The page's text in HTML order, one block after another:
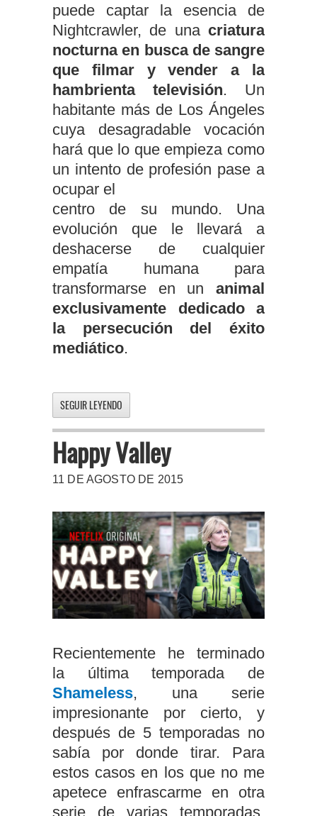
puede captar la esencia de
Nightcrawler, de una criatura
nocturna en busca de sangre
que filmar y vender a la
hambrienta televisión. Un
habitante más de Los Ángeles
cuya desagradable vocación
hará que lo que empieza como
un intento de profesión pase a
ocupar el
centro de su mundo. Una
evolución que le llevará a
deshacerse de cualquier
empatía humana para
transformarse en un animal
exclusivamente dedicado a
la persecución del éxito
mediático.
SEGUIR LEYENDO
Happy Valley
11 DE AGOSTO DE 2015
Recientemente he terminado
la última temporada de
Shameless, una serie
impresionante por cierto, y
después de 5 temporadas no
sabía por donde tirar. Para
estos casos en los que no me
apetece enfrascarme en otra
serie de varias temporadas,